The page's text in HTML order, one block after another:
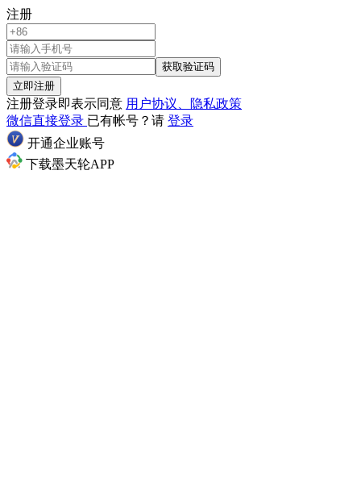
注册
获取验证码
立即注册
注册登录即表示同意 用户协议、隐私政策
微信直接登录 已有帐号？请 登录
开通企业账号
下载墨天轮APP